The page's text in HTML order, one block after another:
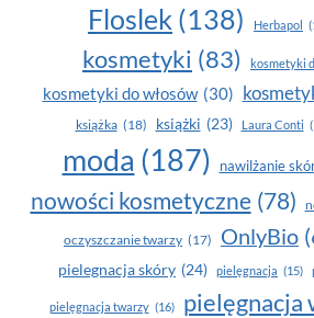
Floslek (138) Herbapol
kosmetyki (83) kosmetyki
kosmetyki do włosów (30)
książka (18) książki (23) Laura Conti
moda (187) nawilżanie
nowości kosmetyczne (78)
oczyszczanie twarzy (17) OnlyBio
pielegnacja skóry (24) pielęgnacja (15)
pielęgnacja twarzy (16) pielęgnacja